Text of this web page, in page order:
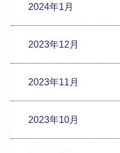
2024年1月
2023年12月
2023年11月
2023年10月